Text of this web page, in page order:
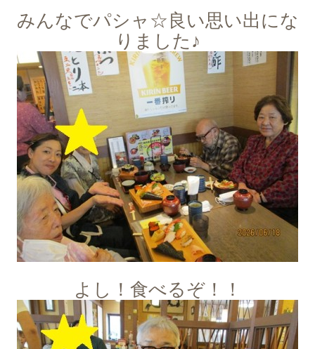
みんなでパシャ☆良い思い出にな
りました♪
よし！食べるぞ！！